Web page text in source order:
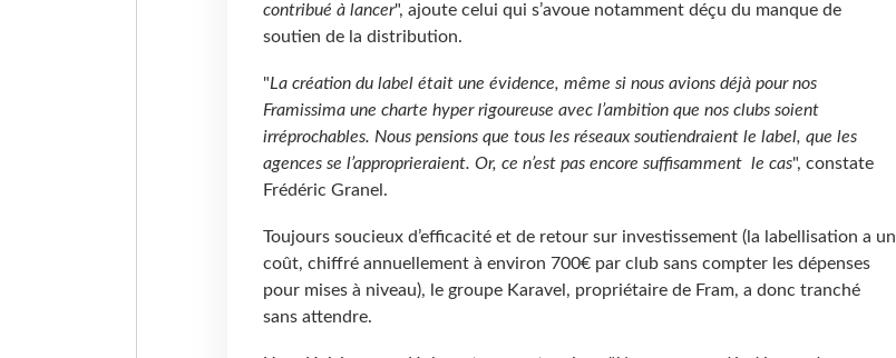
contribué à lancer", ajoute celui qui s’avoue notamment déçu du manque de
soutien de la distribution.
"La création du label était une évidence, même si nous avions déjà pour nos
Framissima une charte hyper rigoureuse avec l’ambition que nos clubs soient
irréprochables. Nous pensions que tous les réseaux soutiendraient le label, que les
agences se l’approprieraient. Or, ce n’est pas encore suffisamment le cas", constate
Frédéric Granel.
Toujours soucieux d’efficacité et de retour sur investissement (la labellisation a un
coût, chiffré annuellement à environ 700€ par club sans compter les dépenses
pour mises à niveau), le groupe Karavel, propriétaire de Fram, a donc tranché
sans attendre.